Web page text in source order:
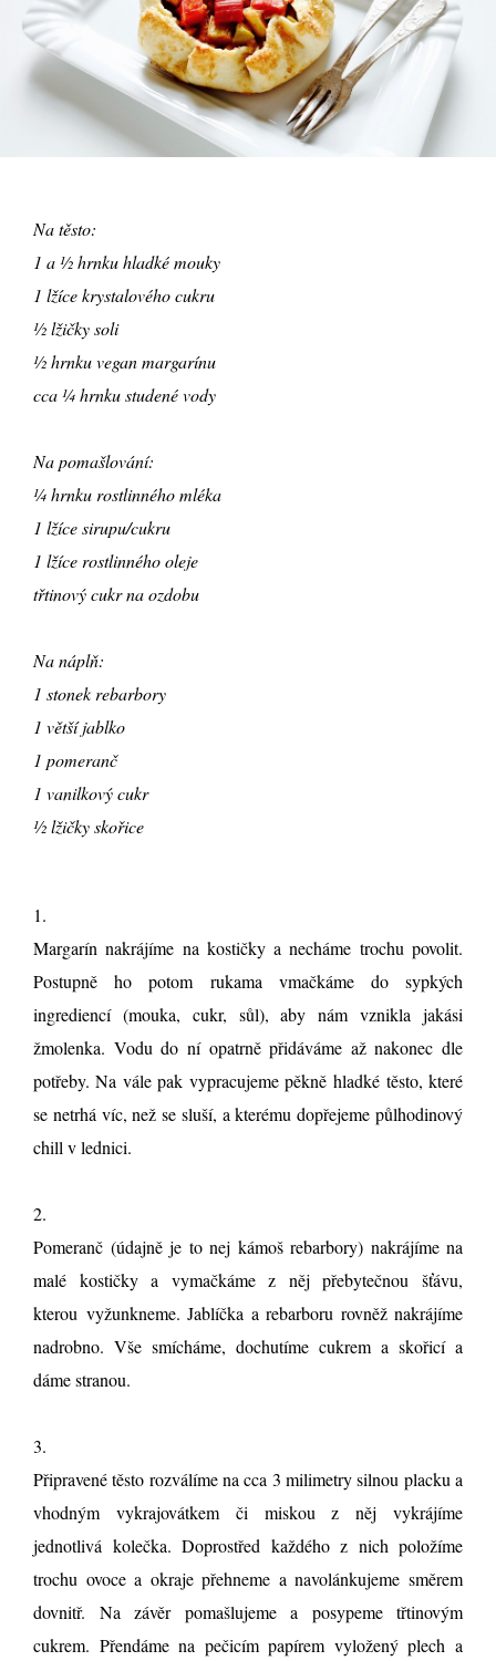
Na těsto:
1 a ½ hrnku hladké mouky
1 lžíce krystalového cukru
½ lžičky soli
½ hrnku vegan margarínu
cca ¼ hrnku studené vody
Na pomašlování:
¼ hrnku rostlinného mléka
1 lžíce sirupu/cukru
1 lžíce rostlinného oleje
třtinový cukr na ozdobu
Na náplň:
1 stonek rebarbory
1 větší jablko
1 pomeranč
1 vanilkový cukr
½ lžičky skořice
1.
Margarín nakrájíme na kostičky a necháme trochu povolit.
Postupně ho potom rukama vmačkáme do sypkých
ingrediencí (mouka, cukr, sůl), aby nám vznikla jakási
žmolenka. Vodu do ní opatrně přidáváme až nakonec dle
potřeby. Na vále pak vypracujeme pěkně hladké těsto, které
se netrhá víc, než se sluší, a kterému dopřejeme půlhodinový
chill v lednici.
2.
Pomeranč (údajně je to nej kámoš rebarbory) nakrájíme na
malé kostičky a vymačkáme z něj přebytečnou šťávu,
kterou vyžunkneme. Jablíčka a rebarboru rovněž nakrájíme
nadrobno. Vše smícháme, dochutíme cukrem a skořicí a
dáme stranou.
3.
Připravené těsto rozválíme na cca 3 milimetry silnou placku a
vhodným vykrajovátkem či miskou z něj vykrájíme
jednotlivá kolečka. Doprostřed každého z nich položíme
trochu ovoce a okraje přehneme a navolánkujeme směrem
dovnitř. Na závěr pomašlujeme a posypeme třtinovým
cukrem. Přendáme na pečicím papírem vyložený plech a